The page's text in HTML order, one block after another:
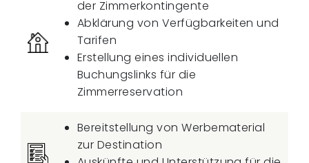
der Zimmerkontingente
Abklärung von Verfügbarkeiten und
Tarifen
Erstellung eines individuellen
Buchungslinks für die
Zimmerreservation
Bereitstellung von Werbematerial
zur Destination